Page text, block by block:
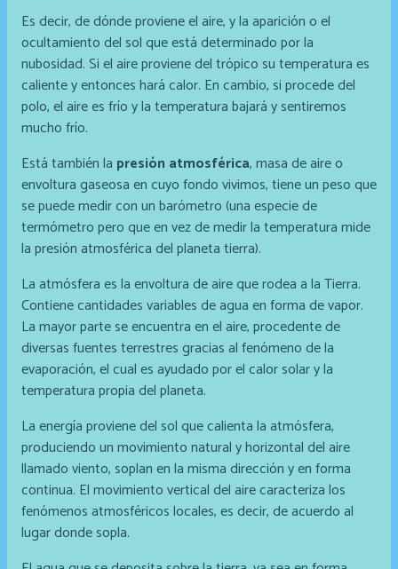
Es decir, de dónde proviene el aire, y la aparición o el
ocultamiento del sol que está determinado por la
nubosidad. Si el aire proviene del trópico su temperatura es
caliente y entonces hará calor. En cambio, si procede del
polo, el aire es frío y la temperatura bajará y sentiremos
mucho frío.
Está también la presión atmosférica, masa de aire o
envoltura gaseosa en cuyo fondo vivimos, tiene un peso que
se puede medir con un barómetro (una especie de
termómetro pero que en vez de medir la temperatura mide
la presión atmosférica del planeta tierra).
La atmósfera es la envoltura de aire que rodea a la Tierra.
Contiene cantidades variables de agua en forma de vapor.
La mayor parte se encuentra en el aire, procedente de
diversas fuentes terrestres gracias al fenómeno de la
evaporación, el cual es ayudado por el calor solar y la
temperatura propia del planeta.
La energía proviene del sol que calienta la atmósfera,
produciendo un movimiento natural y horizontal del aire
llamado viento, soplan en la misma dirección y en forma
continua. El movimiento vertical del aire caracteriza los
fenómenos atmosféricos locales, es decir, de acuerdo al
lugar donde sopla.